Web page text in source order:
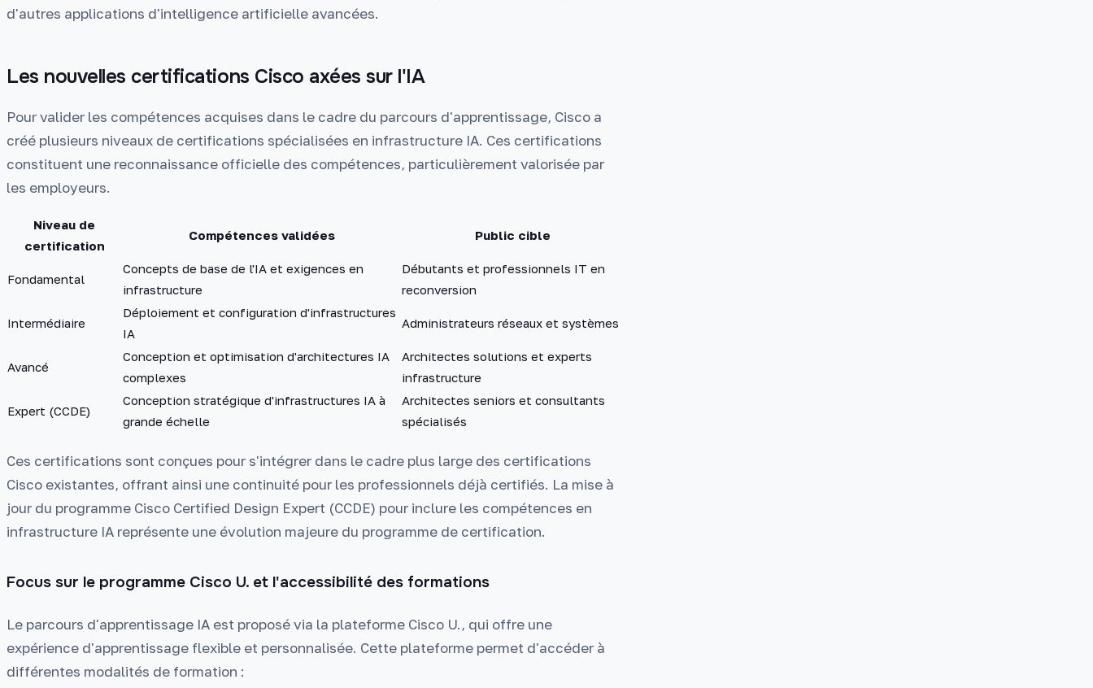
d'autres applications d'intelligence artificielle avancées.
Les nouvelles certifications Cisco axées sur l'IA
Pour valider les compétences acquises dans le cadre du parcours d'apprentissage, Cisco a
créé plusieurs niveaux de certifications spécialisées en infrastructure IA. Ces certifications
constituent une reconnaissance officielle des compétences, particulièrement valorisée par
les employeurs.
Niveau de
certification
Compétences validées Public cible
Fondamental
Concepts de base de l'IA et exigences en
infrastructure
Débutants et professionnels IT en
reconversion
Intermédiaire
Déploiement et configuration d'infrastructures
IA
Administrateurs réseaux et systèmes
Avancé
Conception et optimisation d'architectures IA
complexes
Architectes solutions et experts
infrastructure
Expert (CCDE)
Conception stratégique d'infrastructures IA à
grande échelle
Architectes seniors et consultants
spécialisés
Ces certifications sont conçues pour s'intégrer dans le cadre plus large des certifications
Cisco existantes, offrant ainsi une continuité pour les professionnels déjà certifiés. La mise à
jour du programme Cisco Certified Design Expert (CCDE) pour inclure les compétences en
infrastructure IA représente une évolution majeure du programme de certification.
Focus sur le programme Cisco U. et l'accessibilité des formations
Le parcours d'apprentissage IA est proposé via la plateforme Cisco U., qui offre une
expérience d'apprentissage flexible et personnalisée. Cette plateforme permet d'accéder à
différentes modalités de formation :